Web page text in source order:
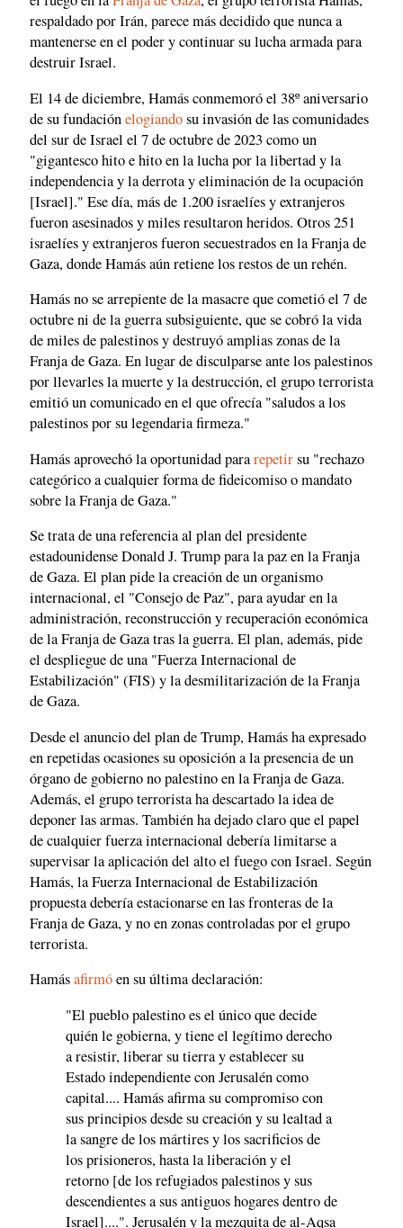
respaldado por Irán, parece más decidido que nunca a
mantenerse en el poder y continuar su lucha armada para
destruir Israel.
El 14 de diciembre, Hamás conmemoró el 38º aniversario
de su fundaciónelogiandosu invasión de las comunidades
del sur de Israel el 7 de octubre de 2023 como un
"gigantesco hito e hito en la lucha por la libertad y la
independencia y la derrota y eliminación de la ocupación
[Israel]." Ese día, más de 1.200 israelíes y extranjeros
fueron asesinados y miles resultaron heridos. Otros 251
israelíes y extranjeros fueron secuestrados en la Franja de
Gaza, donde Hamás aún retiene los restos de un rehén.
Hamás no se arrepiente de la masacre que cometió el 7 de
octubre ni de la guerra subsiguiente, que se cobró la vida
de miles de palestinos y destruyó amplias zonas de la
Franja de Gaza. En lugar de disculparse ante los palestinos
por llevarles la muerte y la destrucción, el grupo terrorista
emitió un comunicado en el que ofrecía "saludos a los
palestinos por su legendaria firmeza."
Hamás aprovechó la oportunidad pararepetirsu "rechazo
categórico a cualquier forma de fideicomiso o mandato
sobre la Franja de Gaza."
Se trata de una referencia al plan del presidente
estadounidense Donald J. Trump para la paz en la Franja
de Gaza. El plan pide la creación de un organismo
internacional, el "Consejo de Paz", para ayudar en la
administración, reconstrucción y recuperación económica
de la Franja de Gaza tras la guerra. El plan, además, pide
el despliegue de una "Fuerza Internacional de
Estabilización" (FIS) y la desmilitarización de la Franja
de Gaza.
Desde el anuncio del plan de Trump, Hamás ha expresado
en repetidas ocasiones su oposición a la presencia de un
órgano de gobierno no palestino en la Franja de Gaza.
Además, el grupo terrorista ha descartado la idea de
deponer las armas. También ha dejado claro que el papel
de cualquier fuerza internacional debería limitarse a
supervisar la aplicación del alto el fuego con Israel. Según
Hamás, la Fuerza Internacional de Estabilización
propuesta debería estacionarse en las fronteras de la
Franja de Gaza, y no en zonas controladas por el grupo
terrorista.
Hamásafirmóen su última declaración:
"El pueblo palestino es el único que decide
quién le gobierna, y tiene el legítimo derecho
a resistir, liberar su tierra y establecer su
Estado independiente con Jerusalén como
capital.... Hamás afirma su compromiso con
sus principios desde su creación y su lealtad a
la sangre de los mártires y los sacrificios de
los prisioneros, hasta la liberación y el
retorno [de los refugiados palestinos y sus
descendientes a sus antiguos hogares dentro de
Israel]....". Jerusalén y la mezquita de al-Aqsa